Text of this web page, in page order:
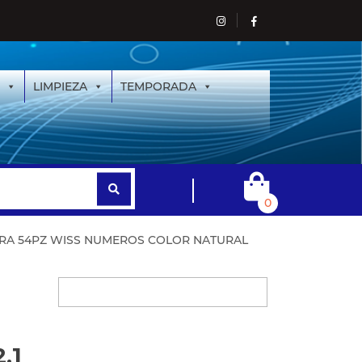
LIMPIEZA TEMPORADA
0
54PZ WISS NUMEROS COLOR NATURAL